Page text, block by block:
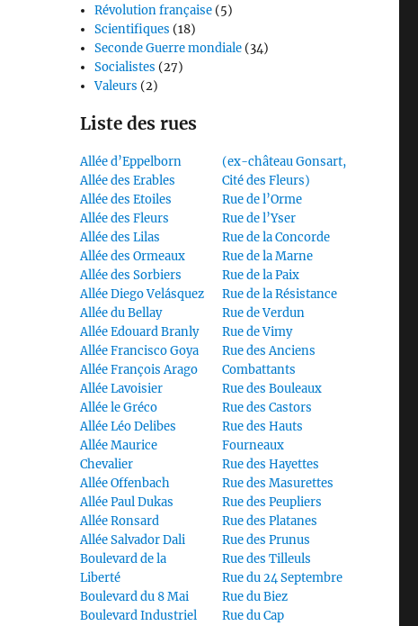
Révolution française (5)
Scientifiques (18)
Seconde Guerre mondiale (34)
Socialistes (27)
Valeurs (2)
Liste des rues
Allée d’Eppelborn
Allée des Erables
Allée des Etoiles
Allée des Fleurs
Allée des Lilas
Allée des Ormeaux
Allée des Sorbiers
Allée Diego Velásquez
Allée du Bellay
Allée Edouard Branly
Allée Francisco Goya
Allée François Arago
Allée Lavoisier
Allée le Gréco
Allée Léo Delibes
Allée Maurice
Chevalier
Allée Offenbach
Allée Paul Dukas
Allée Ronsard
Allée Salvador Dali
Boulevard de la
Liberté
Boulevard du 8 Mai
Boulevard Industriel
(ex-château Gonsart,
Cité des Fleurs)
Rue de l’Orme
Rue de l’Yser
Rue de la Concorde
Rue de la Marne
Rue de la Paix
Rue de la Résistance
Rue de Verdun
Rue de Vimy
Rue des Anciens
Combattants
Rue des Bouleaux
Rue des Castors
Rue des Hauts
Fourneaux
Rue des Hayettes
Rue des Masurettes
Rue des Peupliers
Rue des Platanes
Rue des Prunus
Rue des Tilleuls
Rue du 24 Septembre
Rue du Biez
Rue du Cap